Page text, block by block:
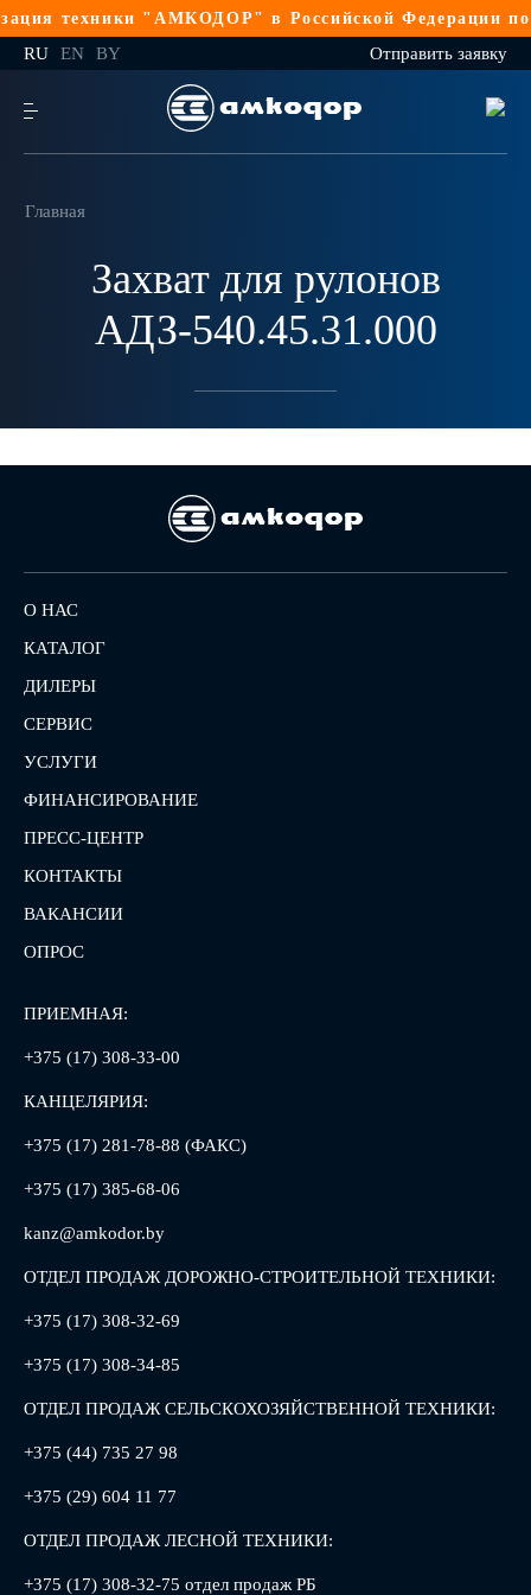
техники "АМКОДОР" в Российской Федерации по
RU EN BY Отправить заявку
Главная
Захват для рулонов
АДЗ-540.45.31.000
О НАС
КАТАЛОГ
ДИЛЕРЫ
СЕРВИС
УСЛУГИ
ФИНАНСИРОВАНИЕ
ПРЕСС-ЦЕНТР
КОНТАКТЫ
ВАКАНСИИ
ОПРОС
ПРИЕМНАЯ:
+375 (17) 308-33-00
КАНЦЕЛЯРИЯ:
+375 (17) 281-78-88 (ФАКС)
+375 (17) 385-68-06
kanz@amkodor.by
ОТДЕЛ ПРОДАЖ ДОРОЖНО-СТРОИТЕЛЬНОЙ ТЕХНИКИ:
+375 (17) 308-32-69
+375 (17) 308-34-85
ОТДЕЛ ПРОДАЖ СЕЛЬСКОХОЗЯЙСТВЕННОЙ ТЕХНИКИ:
+375 (44) 735 27 98
+375 (29) 604 11 77
ОТДЕЛ ПРОДАЖ ЛЕСНОЙ ТЕХНИКИ:
+375 (17) 308-32-75 отдел продаж РБ